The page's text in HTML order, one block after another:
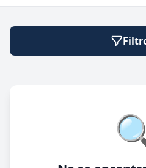
🔍
Modalidad de trabajo